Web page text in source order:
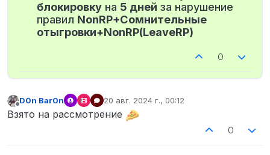
блокировку на 5 дней за нарушение
правил NonRP+Сомнительные
отыгровки+NonRP(LeaveRP)
0
D0n Bar0n 20 авг. 2024 г., 00:12
отредактировано
Взято на рассмотрение
0